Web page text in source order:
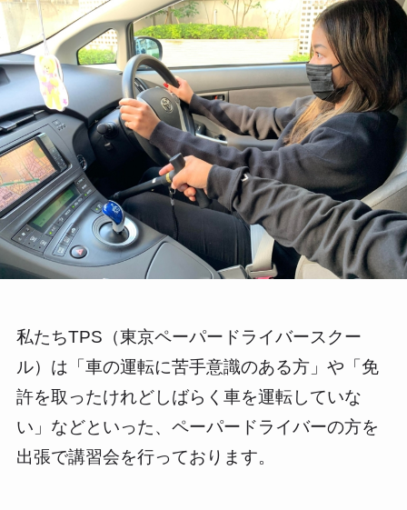
私たちTPS（東京ペーパードライバースクー
ル）は「車の運転に苦手意識のある方」や「免
許を取ったけれどしばらく車を運転していな
い」などといった、ペーパードライバーの方を
出張で講習会を行っております。